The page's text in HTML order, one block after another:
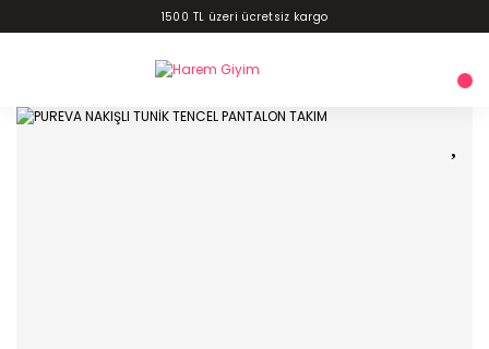
1500 TL üzeri ücretsiz kargo